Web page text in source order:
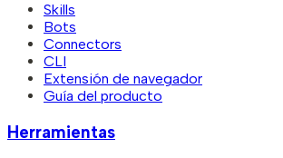
Skills
Bots
Connectors
CLI
Extensión de navegador
Guía del producto
Herramientas